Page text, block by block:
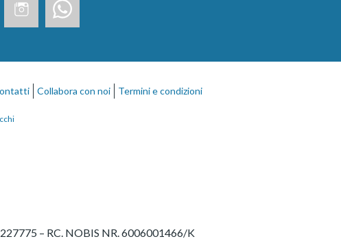
– RC. NOBIS NR. 6006001466/K
Collabora con noi Termini e condizioni